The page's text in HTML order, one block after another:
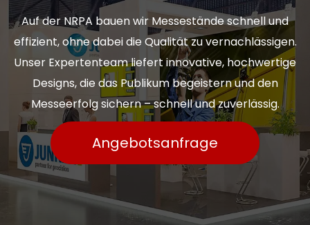
Auf der NRPA bauen wir Messestände schnell und
effizient, ohne dabei die Qualität zu vernachlässigen.
Unser Expertenteam liefert innovative, hochwertige
Designs, die das Publikum begeistern und den
Messeerfolg sichern – schnell und zuverlässig.
Angebotsanfrage